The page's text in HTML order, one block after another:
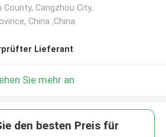
County, Cangzhou City,
China ,China
Lieferant
Sie mehr an
den besten Preis für